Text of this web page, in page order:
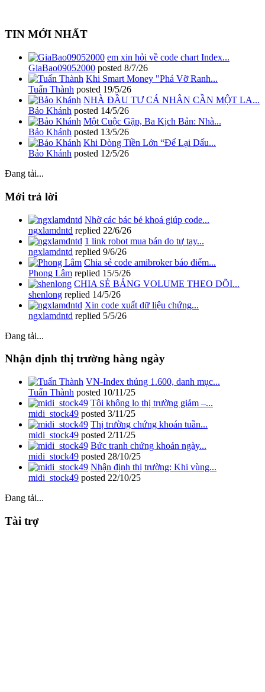
TIN MỚI NHẤT
em xin hỏi về code chart Index...
GiaBao09052000 posted 8/7/26
Khi Smart Money "Phá Vỡ Ranh...
Tuấn Thành posted 19/5/26
NHÀ ĐẦU TƯ CÁ NHÂN CẦN MỘT LA...
Bảo Khánh posted 14/5/26
Một Cuộc Gặp, Ba Kịch Bản: Nhà...
Bảo Khánh posted 13/5/26
Khi Dòng Tiền Lớn “Để Lại Dấu...
Bảo Khánh posted 12/5/26
Đang tải...
Mới trả lời
Nhờ các bác bẻ khoá giúp code...
ngxlamdntd replied 22/6/26
1 link robot mua bán do tự tay...
ngxlamdntd replied 9/6/26
Chia sẻ code amibroker báo điểm...
Phong Lâm replied 15/5/26
CHIA SẺ BẢNG VOLUME THEO DÕI...
shenlong replied 14/5/26
Xin code xuất dữ liệu chứng...
ngxlamdntd replied 5/5/26
Đang tải...
Nhận định thị trường hàng ngày
VN-Index thủng 1.600, danh mục...
Tuấn Thành posted 10/11/25
Tôi không lo thị trường giảm –...
midi_stock49 posted 3/11/25
Thị trường chứng khoán tuần...
midi_stock49 posted 2/11/25
Bức tranh chứng khoán ngày...
midi_stock49 posted 28/10/25
Nhận định thị trường: Khi vùng...
midi_stock49 posted 22/10/25
Đang tải...
Tài trợ